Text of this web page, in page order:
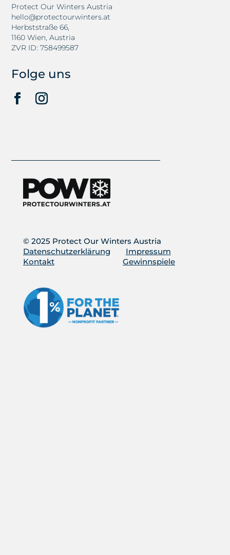
Protect Our Winters Austria
hello@protectourwinters.at
Herbststraße 66,
1160 Wien, Austria
ZVR ID: 758499587
Folge uns
© 2025 Protect Our Winters Austria
Datenschutzerklärung
Impressum
Kontakt
Gewinnspiele